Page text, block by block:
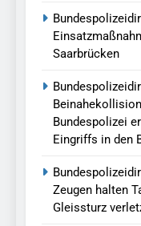
Saarbrücken
Bundespolizei
Eingriffs in den
Zeugen halten
Gleissturz